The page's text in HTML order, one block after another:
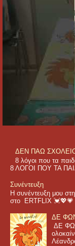
ΔΕΝ ΠΑΩ ΣΧΟΛΕΙΟ!
8 λόγοι που τα
8 ΛΟΓΟΙ ΠΟΥ ΤΑ
Συνέντευξη
Η συνέντευξη μου
στο ERTFLIX
ΔΕ
ΔΕ